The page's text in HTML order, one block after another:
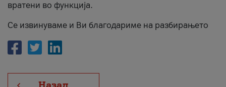
вратени во функција.
Се извинуваме и Ви благодариме на разбирањето